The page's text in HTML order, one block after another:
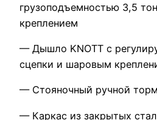
грузоподъемностью 3,5
креплением
— Дышло KNOTT с
сцепки и шаровым
— Стояночный ручной
— Каркас из закрытых